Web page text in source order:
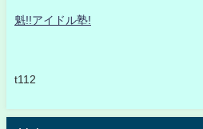
魁!!アイドル塾!
t112